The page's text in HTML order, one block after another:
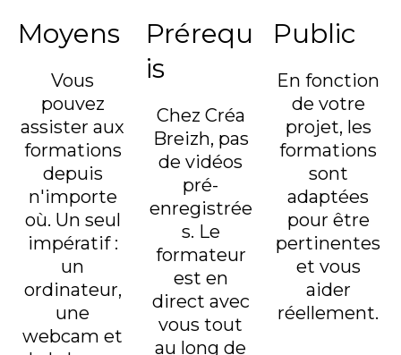
Moyens
Vous
pouvez
assister aux
formations
depuis
n'importe
où. Un seul
impératif :
un
ordinateur,
une
webcam et
Prérequ
is
Chez Créa
Breizh, pas
de vidéos
pré-
enregistrée
s. Le
formateur
est en
direct avec
vous tout
au long de
Public
En fonction
de votre
projet, les
formations
sont
adaptées
pour être
pertinentes
et vous
aider
réellement.